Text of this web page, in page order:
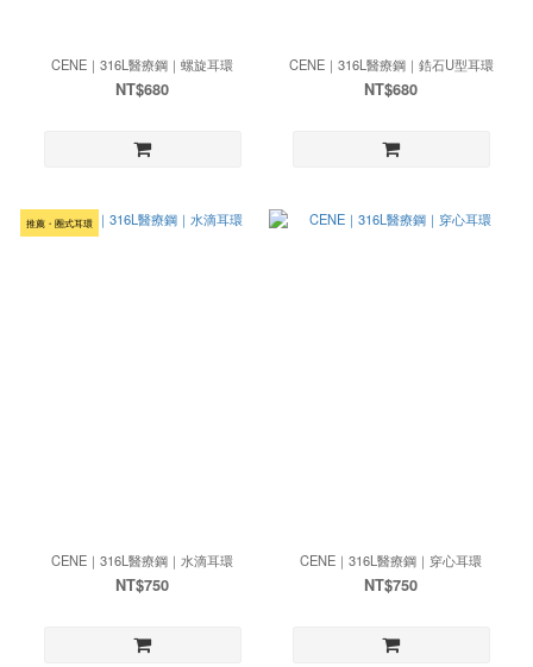
CENE｜316L醫療鋼｜螺旋耳環
NT$680
CENE｜316L醫療鋼｜鋯石U型耳環
NT$680
推薦・圈式耳環
CENE｜316L醫療鋼｜水滴耳環
NT$750
CENE｜316L醫療鋼｜穿心耳環
NT$750